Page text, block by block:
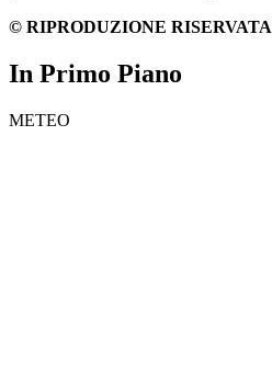
© RIPRODUZIONE RISERVATA
In Primo Piano
METEO